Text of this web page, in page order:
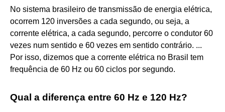
No sistema brasileiro de transmissão de energia elétrica,
ocorrem 120 inversões a cada segundo, ou seja, a
corrente elétrica, a cada segundo, percorre o condutor 60
vezes num sentido e 60 vezes em sentido contrário. ...
Por isso, dizemos que a corrente elétrica no Brasil tem
frequência de 60 Hz ou 60 ciclos por segundo.
Qual a diferença entre 60 Hz e 120 Hz?